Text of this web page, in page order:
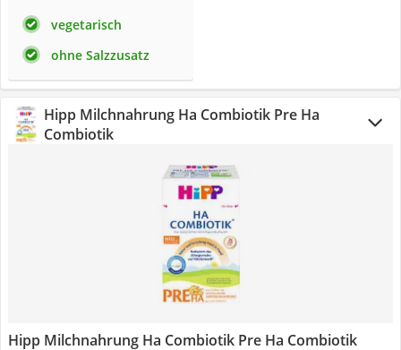
vegetarisch
ohne Salzzusatz
Hipp Milchnahrung Ha Combiotik Pre Ha
Combiotik
Hipp Milchnahrung Ha Combiotik Pre Ha Combiotik